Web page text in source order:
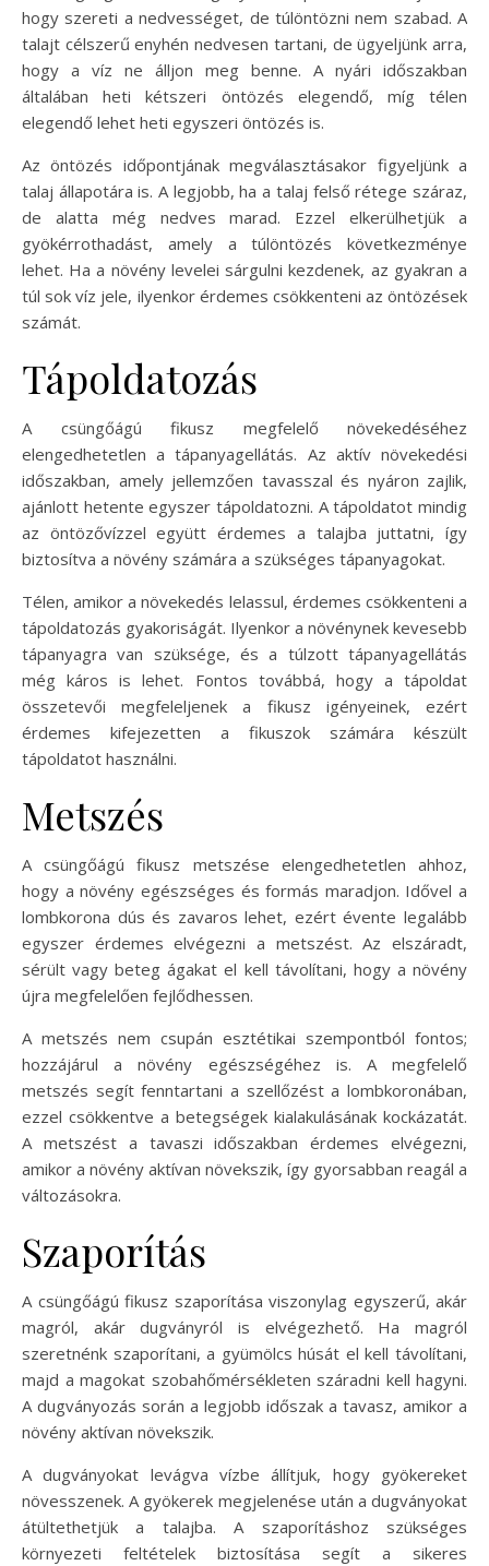
hogy szereti a nedvességet, de túlöntözni nem szabad. A
talajt célszerű enyhén nedvesen tartani, de ügyeljünk arra,
hogy a víz ne álljon meg benne. A nyári időszakban
általában heti kétszeri öntözés elegendő, míg télen
elegendő lehet heti egyszeri öntözés is.
Az öntözés időpontjának megválasztásakor figyeljünk a
talaj állapotára is. A legjobb, ha a talaj felső rétege száraz,
de alatta még nedves marad. Ezzel elkerülhetjük a
gyökérrothadást, amely a túlöntözés következménye
lehet. Ha a növény levelei sárgulni kezdenek, az gyakran a
túl sok víz jele, ilyenkor érdemes csökkenteni az öntözések
számát.
Tápoldatozás
A csüngőágú fikusz megfelelő növekedéséhez
elengedhetetlen a tápanyagellátás. Az aktív növekedési
időszakban, amely jellemzően tavasszal és nyáron zajlik,
ajánlott hetente egyszer tápoldatozni. A tápoldatot mindig
az öntözővízzel együtt érdemes a talajba juttatni, így
biztosítva a növény számára a szükséges tápanyagokat.
Télen, amikor a növekedés lelassul, érdemes csökkenteni a
tápoldatozás gyakoriságát. Ilyenkor a növénynek kevesebb
tápanyagra van szüksége, és a túlzott tápanyagellátás
még káros is lehet. Fontos továbbá, hogy a tápoldat
összetevői megfeleljenek a fikusz igényeinek, ezért
érdemes kifejezetten a fikuszok számára készült
tápoldatot használni.
Metszés
A csüngőágú fikusz metszése elengedhetetlen ahhoz,
hogy a növény egészséges és formás maradjon. Idővel a
lombkorona dús és zavaros lehet, ezért évente legalább
egyszer érdemes elvégezni a metszést. Az elszáradt,
sérült vagy beteg ágakat el kell távolítani, hogy a növény
újra megfelelően fejlődhessen.
A metszés nem csupán esztétikai szempontból fontos;
hozzájárul a növény egészségéhez is. A megfelelő
metszés segít fenntartani a szellőzést a lombkoronában,
ezzel csökkentve a betegségek kialakulásának kockázatát.
A metszést a tavaszi időszakban érdemes elvégezni,
amikor a növény aktívan növekszik, így gyorsabban reagál a
változásokra.
Szaporítás
A csüngőágú fikusz szaporítása viszonylag egyszerű, akár
magról, akár dugványról is elvégezhető. Ha magról
szeretnénk szaporítani, a gyümölcs húsát el kell távolítani,
majd a magokat szobahőmérsékleten száradni kell hagyni.
A dugványozás során a legjobb időszak a tavasz, amikor a
növény aktívan növekszik.
A dugványokat levágva vízbe állítjuk, hogy gyökereket
növesszenek. A gyökerek megjelenése után a dugványokat
átültethetjük a talajba. A szaporításhoz szükséges
környezeti feltételek biztosítása segít a sikeres